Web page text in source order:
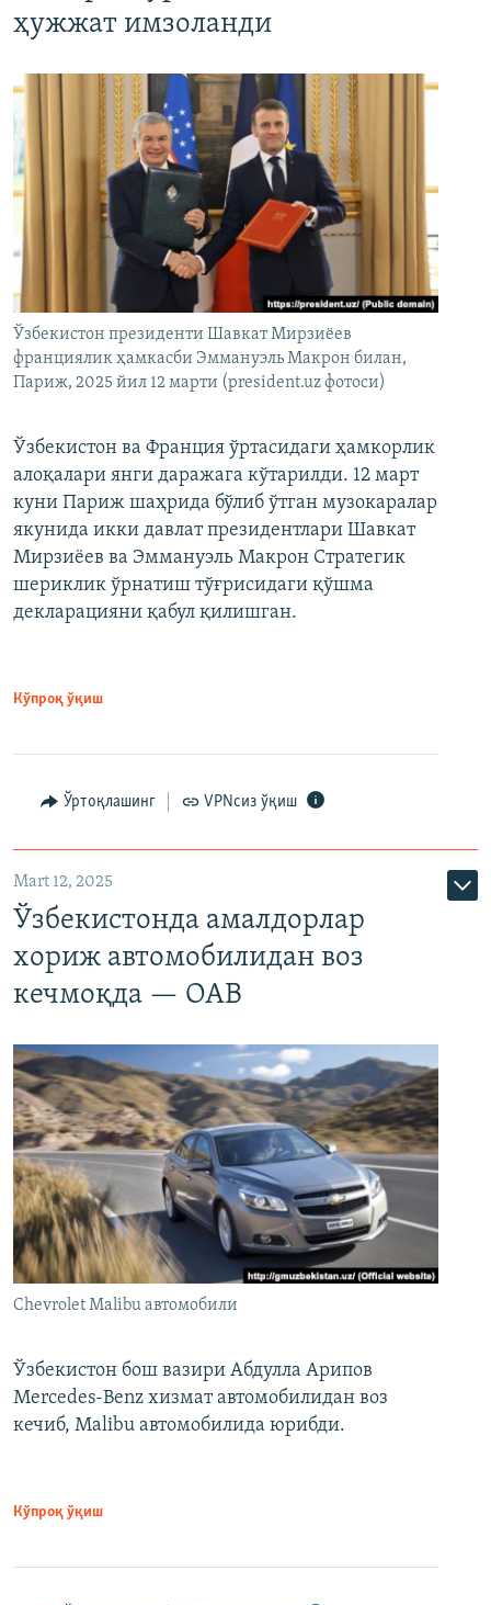
ҳужжат имзоланди
Ўзбекистон президенти Шавкат Мирзиёев
франциялик ҳамкасби Эммануэль Макрон билан,
Париж, 2025 йил 12 марти (president.uz фотоси)
Ўзбекистон ва Франция ўртасидаги ҳамкорлик
алоқалари янги даражага кўтарилди. 12 март
куни Париж шаҳрида бўлиб ўтган музокаралар
якунида икки давлат президентлари Шавкат
Мирзиёев ва Эммануэль Макрон Стратегик
шериклик ўрнатиш тўғрисидаги қўшма
декларацияни қабул қилишган.
Кўпроқ ўқиш
Ўртоқлашинг VPNсиз ўқиш
Mart 12, 2025
Ўзбекистонда амалдорлар
хориж автомобилидан воз
кечмоқда — ОАВ
Chevrolet Malibu автомобили
Ўзбекистон бош вазири Абдулла Арипов
Mercedes-Benz хизмат автомобилидан воз
кечиб, Malibu автомобилида юрибди.
Кўпроқ ўқиш